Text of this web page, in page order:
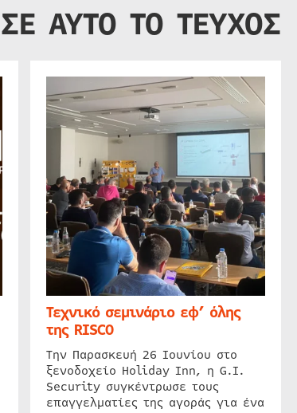
ΣΕ ΑΥΤΟ ΤΟ ΤΕΥΧΟΣ
Τεχνικό σεμινάριο εφ’ όλης
της RISCO
Την Παρασκευή 26 Ιουνίου στο
ξενοδοχείο Holiday Inn, η G.I.
Security συγκέντρωσε τους
επαγγελματίες της αγοράς για ένα